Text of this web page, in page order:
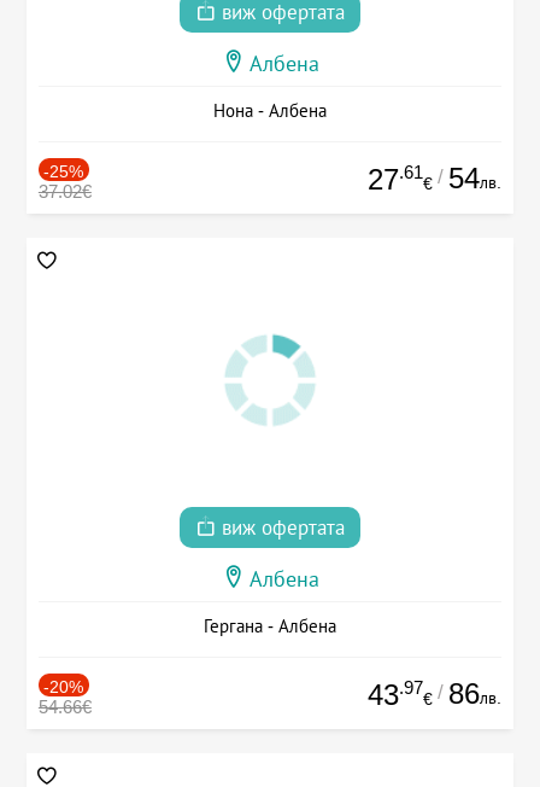
виж офертата
Албена
Нона - Албена
-25%
37.02€ 27.61
€ / 54лв.
виж офертата
Албена
Гергана - Албена
-20%
54.66€ 43.97
€ / 86лв.